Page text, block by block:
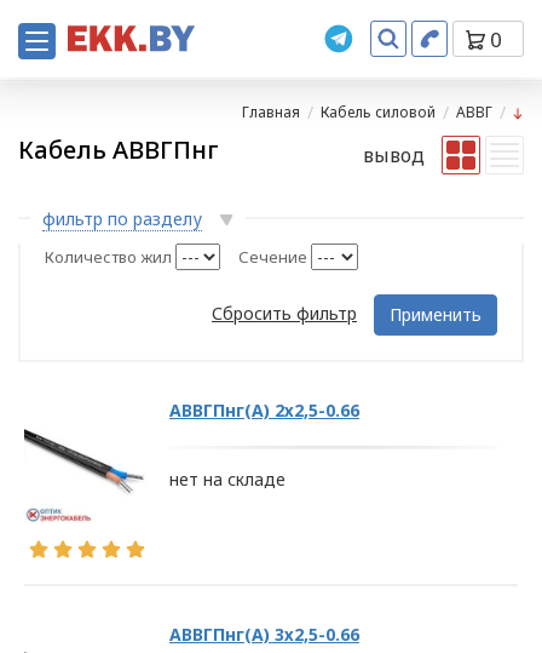
0
Главная Кабель силовой АВВГ
Кабель АВВГПнг вывод
Количество жил Сечение
Сбросить фильтр Применить
фильтр по разделу
АВВГПнг(А) 2х2,5-0.66
нет на складе
АВВГПнг(А) 3х2,5-0.66